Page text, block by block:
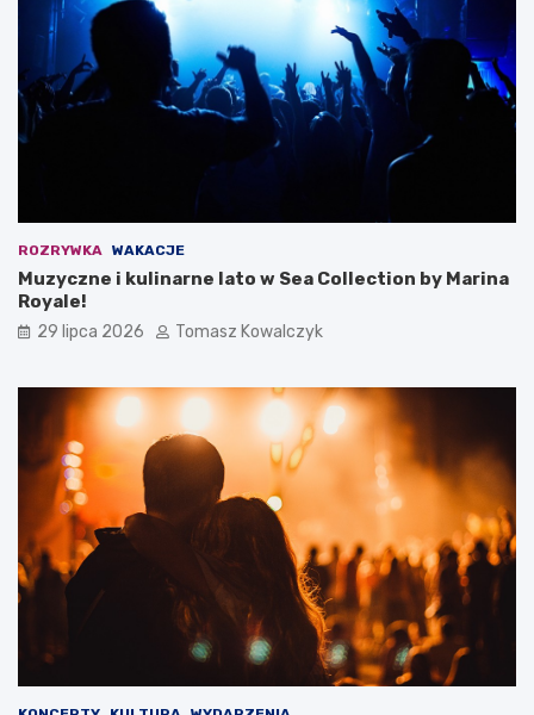
ROZRYWKA WAKACJE
Muzyczne i kulinarne lato w Sea Collection by Marina
Royale!
29 lipca 2026 Tomasz Kowalczyk